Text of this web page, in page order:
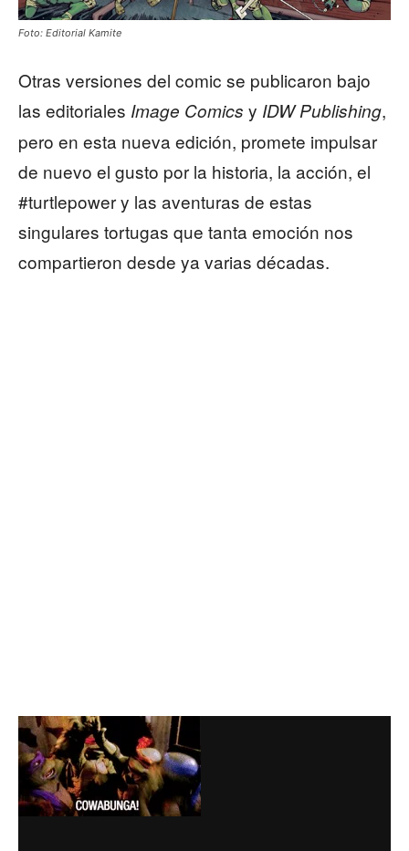
Foto: Editorial Kamite
Otras versiones del comic se publicaron bajo
las editoriales Image Comics y IDW Publishing,
pero en esta nueva edición, promete impulsar
de nuevo el gusto por la historia, la acción, el
#turtlepower y las aventuras de estas
singulares tortugas que tanta emoción nos
compartieron desde ya varias décadas.